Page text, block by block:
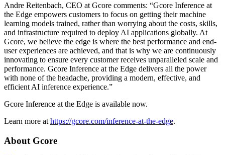
Andre Reitenbach, CEO at Gcore comments: “Gcore Inference at
the Edge empowers customers to focus on getting their machine
learning models trained, rather than worrying about the costs, skills,
and infrastructure required to deploy AI applications globally. At
Gcore, we believe the edge is where the best performance and end-
user experiences are achieved, and that is why we are continuously
innovating to ensure every customer receives unparalleled scale and
performance. Gcore Inference at the Edge delivers all the power
with none of the headache, providing a modern, effective, and
efficient AI inference experience.”
Gcore Inference at the Edge is available now.
Learn more at https://gcore.com/inference-at-the-edge.
About Gcore